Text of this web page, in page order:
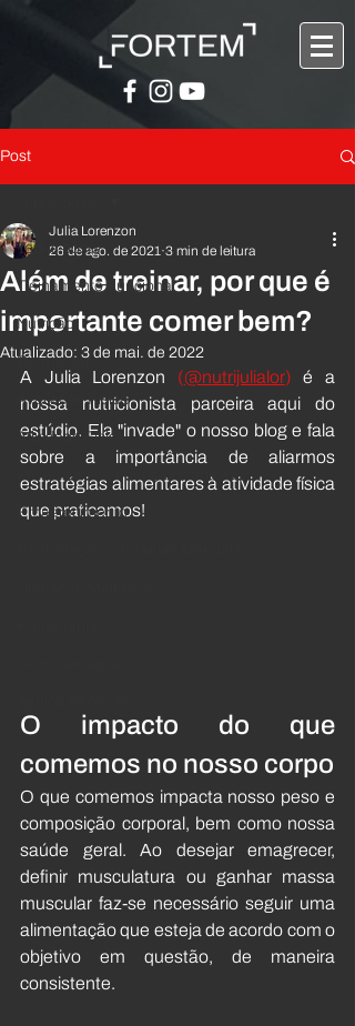
Post
Todos posts
Treinamento Funcional
Nutrição
Bem-estar
Avaliação Física
Atividade Física
Prevenção de doenças crônicas
Emagrecimento
Além de treinar, por que é
importante comer bem?
Julia Lorenzon
26 de ago. de 2021 3 min de leitura
Atualizado: 3 de mai. de 2022
A Julia Lorenzon (@nutrijulialor) é a
nossa nutricionista parceira aqui do
estúdio. Ela "invade" o nosso blog e fala
sobre a importância de aliarmos
estratégias alimentares à atividade física
que praticamos!
O impacto do que
comemos no nosso corpo
O que comemos impacta nosso peso e
composição corporal, bem como nossa
saúde geral. Ao desejar emagrecer,
definir musculatura ou ganhar massa
muscular faz-se necessário seguir uma
alimentação que esteja de acordo com o
objetivo em questão, de maneira
consistente.